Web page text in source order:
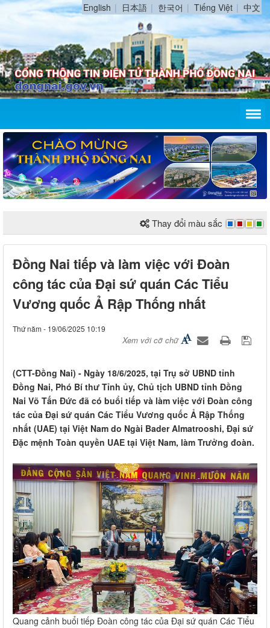
English 日本語 한국어 Tiếng Việt 中文
Thay đổi màu sắc
Đồng Nai tiếp và làm việc với Đoàn
công tác của Đại sứ quán Các Tiểu
Vương quốc Ả Rập Thống nhất
Thứ năm - 19/06/2025 10:19
Xem với cỡ chữ
(CTT-Đồng Nai) - Ngày 18/6/2025, tại Trụ sở UBND tỉnh
Đồng Nai, Phó Bí thư Tỉnh ủy, Chủ tịch UBND tỉnh Đồng
Nai Võ Tấn Đức đã có buổi tiếp và làm việc với Đoàn công
tác của Đại sứ quán Các Tiểu Vương quốc Ả Rập Thống
nhất (UAE) tại Việt Nam do Ngài Bader Almatrooshi, Đại sứ
Đặc mệnh Toàn quyền UAE tại Việt Nam, làm Trưởng đoàn.
Quang cảnh buổi tiếp Đoàn công tác của Đại sứ quán Các Tiểu